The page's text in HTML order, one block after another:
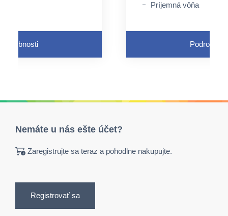
Príjemná vôňa
Nemáte u nás ešte účet?
Zaregistrujte sa teraz a pohodlne nakupujte.
Registrovať sa